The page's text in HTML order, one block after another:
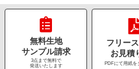
無料生地
サンプル請求
3点まで無料で
発送いたします
フリー
お見積
PDFにて用紙を